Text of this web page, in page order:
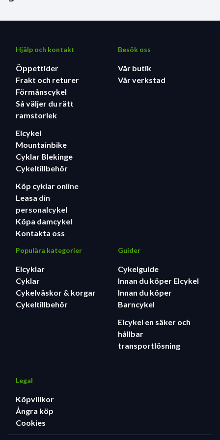
Hjälp och kontakt
Öppettider
Frakt och returer
Förmånscykel
Så väljer du rätt
ramstorlek
Elcykel
Mountainbike
Cyklar Blekinge
Cykeltillbehör
Köp cyklar online
Leasa din
personalcykel
Köpa damcykel
Kontakta oss
Besök oss
Vår butik
Vår verkstad
Populära kategorier
Elcyklar
Cyklar
Cykelväskor & korgar
Cykeltillbehör
Guider
Cykelguide
Innan du köper Elcykel
Innan du köper
Barncykel
Elcykel en säker och
hållbar
transportlösning
Legal
Köpvillkor
Ångra köp
Cookies